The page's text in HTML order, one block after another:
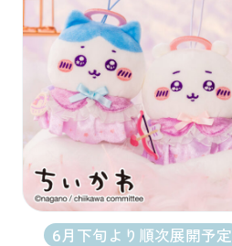
6月下旬より順次展開予定